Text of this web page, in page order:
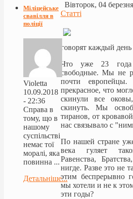
Вівторок, 04
Статті
говорят каждый
Что уже 23
свободные. Мы не
почти
прекрасное, что
скинули все
скинуть. Мы
тиранов, от
нас связывало с
По нашей стране
века гуляет
Равенства,
нигде. Разве это не
этим беспрерывно
мы хотели и не к
эти годы?
Міліцейське
свавілля в
поліції
Violetta
10.09.2018
- 22:36
Справа в
тому, що в
нашому
суспільстві
немає тої
моралі, яка
повинна ...
Детальніше...